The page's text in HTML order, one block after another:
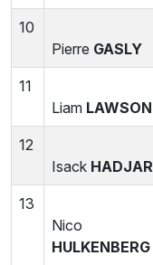
10
Pierre GASLY
11
Liam LAWSON
12
Isack HADJAR
13
Nico
HULKENBERG